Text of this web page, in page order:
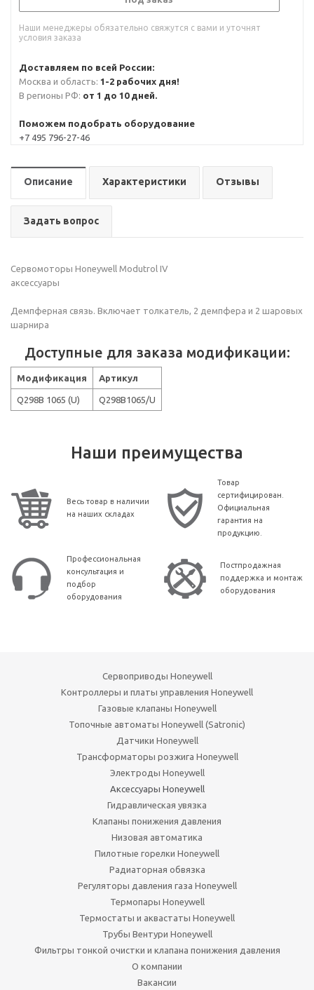
Наши менеджеры обязательно свяжутся с вами и уточнят
условия заказа
Доставляем по всей России:
Москва и область: 1-2 рабочих дня!
В регионы РФ: от 1 до 10 дней.
Поможем подобрать оборудование
+7 495 796-27-46
Описание Характеристики Отзывы
Задать вопрос
Сервомоторы Honeywell Modutrol IV
аксессуары
Демпферная связь. Включает толкатель, 2 демпфера и 2 шаровых
шарнира
Доступные для заказа модификации:
Модификация Артикул
Q298B 1065 (U) Q298B1065/U
Наши преимущества
Весь товар в наличии
на наших складах
Товар
сертифицирован.
Официальная
гарантия на
продукцию.
Профессиональная
консультация и
подбор
оборудования
Постпродажная
поддержка и монтаж
оборудования
Сервоприводы Honeywell
Контроллеры и платы управления Honeywell
Газовые клапаны Honeywell
Топочные автоматы Honeywell (Satronic)
Датчики Honeywell
Трансформаторы розжига Honeywell
Электроды Honeywell
Аксессуары Honeywell
Гидравлическая увязка
Клапаны понижения давления
Низовая автоматика
Пилотные горелки Honeywell
Радиаторная обвязка
Регуляторы давления газа Honeywell
Термопары Honeywell
Термостаты и аквастаты Honeywell
Трубы Вентури Honeywell
Фильтры тонкой очистки и клапана понижения давления
О компании
Вакансии